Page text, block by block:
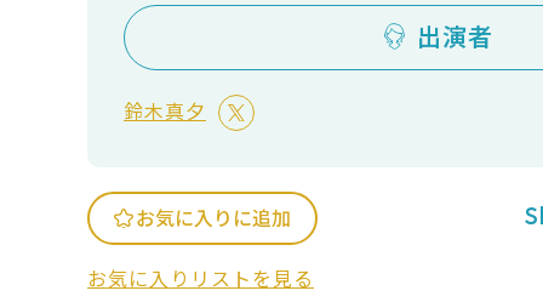
出演者
鈴木真夕
お気に入りに追加
お気に入りリストを見る